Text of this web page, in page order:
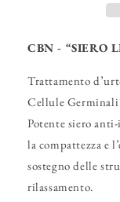
CBN - “SIERO
Trattamento
Cellule
Potente siero
la compattezza e
sostegno delle
rilassamento.